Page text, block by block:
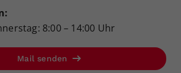
8:00 – 14:00 Uhr
Mail senden